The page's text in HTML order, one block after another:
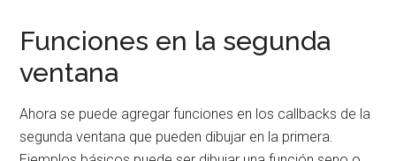
Funciones en la segunda
ventana
Ahora se puede agregar funciones en los callbacks de la
segunda ventana que pueden dibujar en la primera.